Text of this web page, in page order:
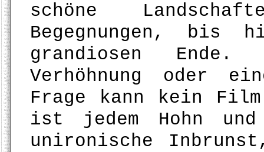
schöne
Begegnungen, bis
grandiosen
Verhöhnung oder
Frage kann kein
ist jedem Hohn
unironische